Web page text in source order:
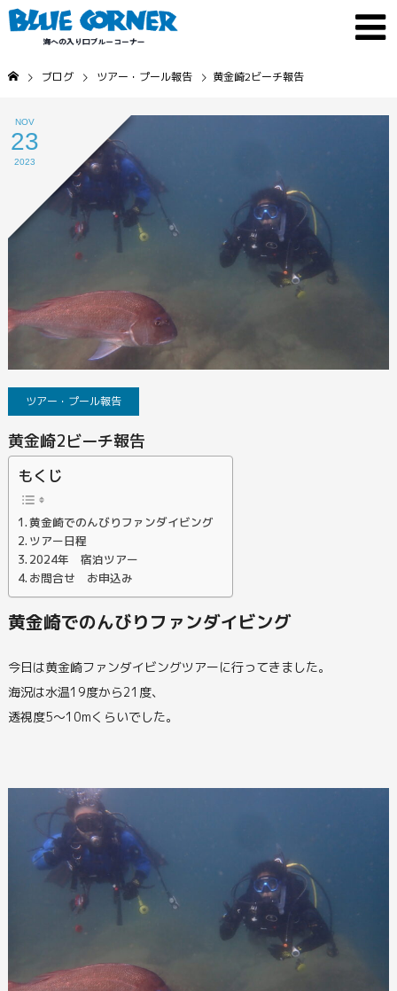
ブログ ツアー・プール報告 黄金崎2ビーチ報告
NOV
23
2023
ツアー・プール報告
黄金崎2ビーチ報告
もくじ
黄金崎でのんびりファンダイビング
ツアー日程
2024年 宿泊ツアー
お問合せ お申込み
黄金崎でのんびりファンダイビング
今日は黄金崎ファンダイビングツアーに行ってきました。
海況は水温19度から21度、
透視度5～10mくらいでした。